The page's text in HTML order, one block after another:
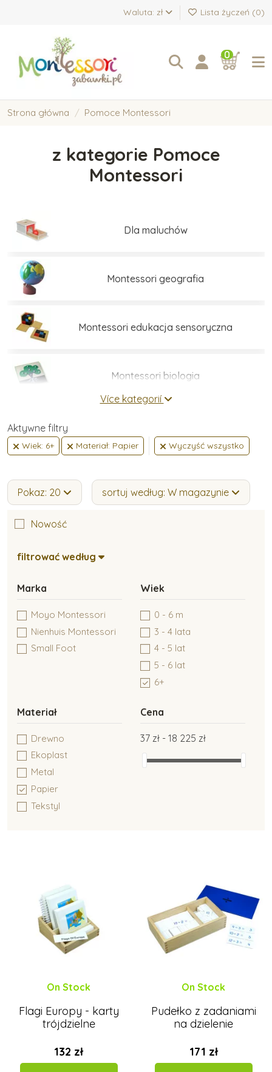
Waluta: zł Lista życzeń (0)
0
Strona główna Pomoce Montessori
z kategorie Pomoce
Montessori
Dla maluchów
Montessori geografia
Montessori edukacja sensoryczna
Montessori biologia
Montessori pakiety
Montessori kolory
Moyo Montessori
Nienhuis Montessori
Více kategorií
Aktywne filtry
Wiek: 6+ Materiał: Papier Wyczyść wszystko
Pokaz: 20 sortuj według: W magazynie
filtrować według
Nowość
Marka
Moyo Montessori
Nienhuis Montessori
Small Foot
Wiek
0 - 6 m
3 - 4 lata
4 - 5 lat
5 - 6 lat
6+
Materiał
Drewno
Ekoplast
Metal
Papier
Tekstyl
Cena
37 zł - 18 225 zł
On Stock
Flagi Europy - karty
trójdzielne
132 zł
On Stock
Pudełko z zadaniami
na dzielenie
171 zł